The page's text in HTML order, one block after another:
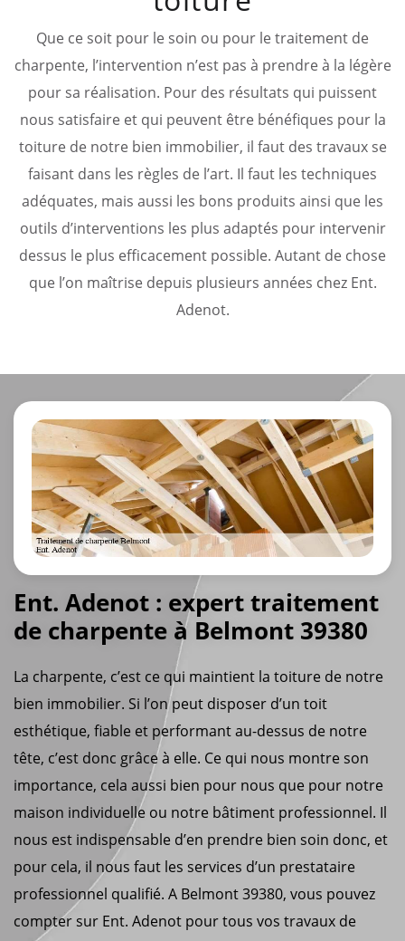
Que ce soit pour le soin ou pour le traitement de
charpente, l’intervention n’est pas à prendre à la légère
pour sa réalisation. Pour des résultats qui puissent
nous satisfaire et qui peuvent être bénéfiques pour la
toiture de notre bien immobilier, il faut des travaux se
faisant dans les règles de l’art. Il faut les techniques
adéquates, mais aussi les bons produits ainsi que les
outils d’interventions les plus adaptés pour intervenir
dessus le plus efficacement possible. Autant de chose
que l’on maîtrise depuis plusieurs années chez Ent.
Adenot.
Ent. Adenot : expert traitement
de charpente à Belmont 39380
La charpente, c’est ce qui maintient la toiture de notre
bien immobilier. Si l’on peut disposer d’un toit
esthétique, fiable et performant au-dessus de notre
tête, c’est donc grâce à elle. Ce qui nous montre son
importance, cela aussi bien pour nous que pour notre
maison individuelle ou notre bâtiment professionnel. Il
nous est indispensable d’en prendre bien soin donc, et
pour cela, il nous faut les services d’un prestataire
professionnel qualifié. A Belmont 39380, vous pouvez
compter sur Ent. Adenot pour tous vos travaux de